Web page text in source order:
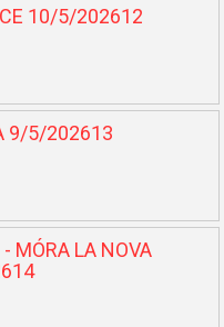
10/5/202612
9/5/202613
MÓRA LA NOVA